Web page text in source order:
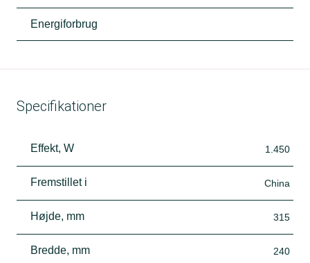
Energiforbrug
Specifikationer
Effekt, W 1.450
Fremstillet i China
Højde, mm 315
Bredde, mm 240